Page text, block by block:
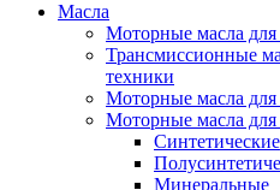
Масла
Моторные масла для
Трансмиссионные
техники
Моторные масла
Моторные масла для
Синтетические
Минеральные